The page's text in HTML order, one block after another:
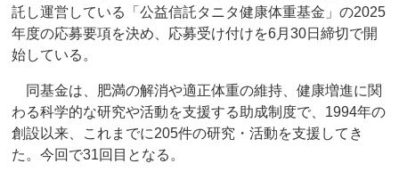
託し運営している「公益信託タニタ健康体重基金」の2025
年度の応募要項を決め、応募受け付けを6月30日締切で開
始している。
同基金は、肥満の解消や適正体重の維持、健康増進に関
わる科学的な研究や活動を支援する助成制度で、1994年の
創設以来、これまでに205件の研究・活動を支援してき
た。今回で31回目となる。